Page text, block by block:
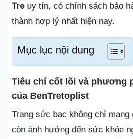
Tre uy tín, có chính sách bảo
thành hợp lý nhất hiện nay.
Mục lục nội dung
Tiêu chí cốt lõi và phương
của BenTretoplist
Trang sức bạc không chỉ
còn ảnh hưởng đến sức khỏe